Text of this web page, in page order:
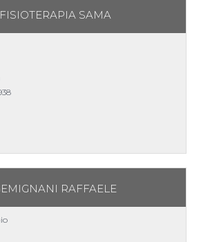
FISIOTERAPIA SAMA
RAFFAELE